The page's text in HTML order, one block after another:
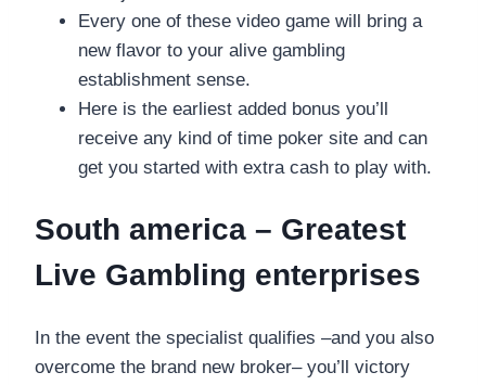
Every one of these video game will bring a
new flavor to your alive gambling
establishment sense.
Here is the earliest added bonus you’ll
receive any kind of time poker site and can
get you started with extra cash to play with.
South america – Greatest
Live Gambling enterprises
In the event the specialist qualifies –and you also
overcome the brand new broker– you’ll victory